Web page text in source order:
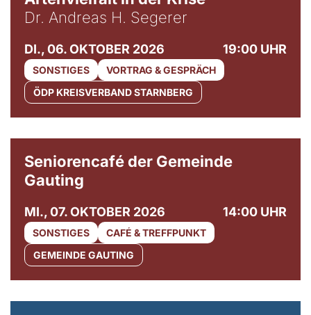
Dr. Andreas H. Segerer
DI., 06. OKTOBER 2026 19:00 UHR
SONSTIGES
VORTRAG & GESPRÄCH
ÖDP KREISVERBAND STARNBERG
Seniorencafé der Gemeinde
Gauting
MI., 07. OKTOBER 2026 14:00 UHR
SONSTIGES
CAFÉ & TREFFPUNKT
GEMEINDE GAUTING